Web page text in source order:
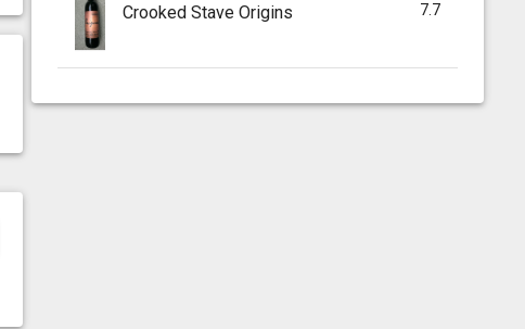
Crooked Stave Origins 7.7